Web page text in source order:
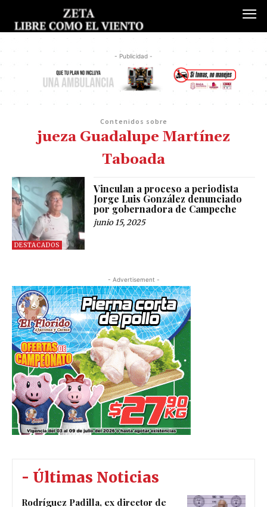
- Publicidad -
Contenidos sobre
jueza Guadalupe Martínez
Taboada
DESTACADOS
Vinculan a proceso a periodista
Jorge Luis González denunciado
por gobernadora de Campeche
junio 15, 2025
- Advertisement -
- Últimas Noticias
Rodríguez Padilla, ex director de